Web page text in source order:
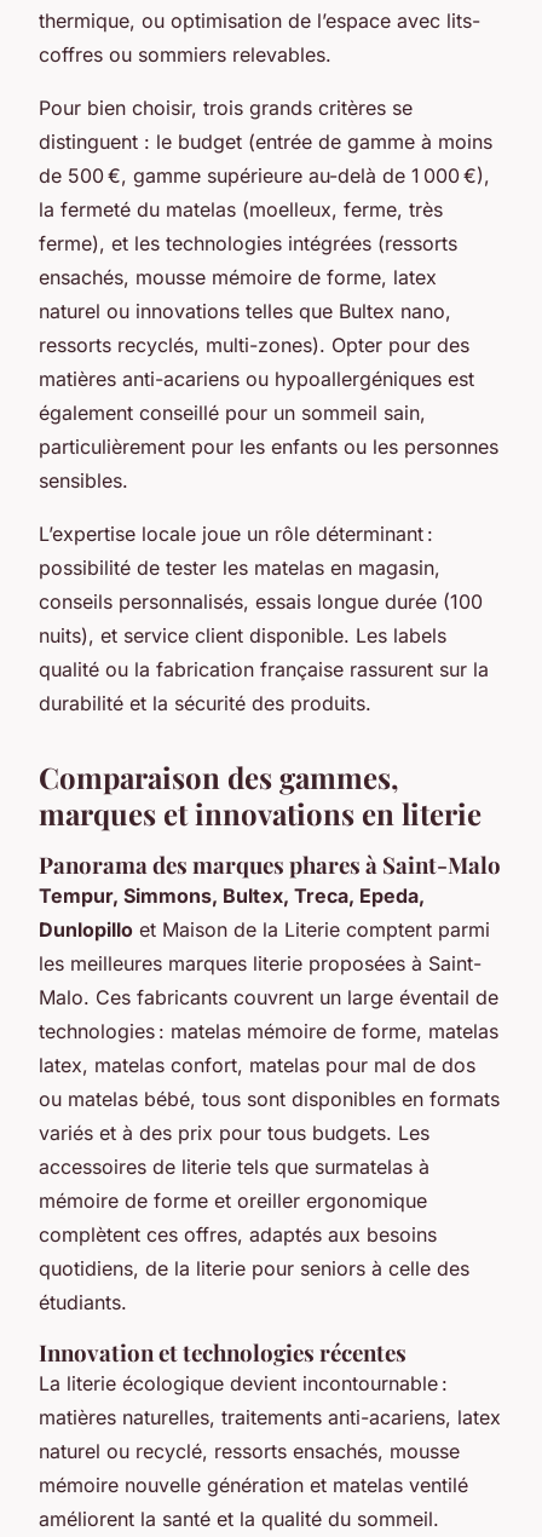
thermique, ou optimisation de l’espace avec lits-
coffres ou sommiers relevables.
Pour bien choisir, trois grands critères se
distinguent : le budget (entrée de gamme à moins
de 500 €, gamme supérieure au-delà de 1 000 €),
la fermeté du matelas (moelleux, ferme, très
ferme), et les technologies intégrées (ressorts
ensachés, mousse mémoire de forme, latex
naturel ou innovations telles que Bultex nano,
ressorts recyclés, multi-zones). Opter pour des
matières anti-acariens ou hypoallergéniques est
également conseillé pour un sommeil sain,
particulièrement pour les enfants ou les personnes
sensibles.
L’expertise locale joue un rôle déterminant :
possibilité de tester les matelas en magasin,
conseils personnalisés, essais longue durée (100
nuits), et service client disponible. Les labels
qualité ou la fabrication française rassurent sur la
durabilité et la sécurité des produits.
Comparaison des gammes,
marques et innovations en literie
Panorama des marques phares à Saint-Malo
Tempur, Simmons, Bultex, Treca, Epeda,
Dunlopillo et Maison de la Literie comptent parmi
les meilleures marques literie proposées à Saint-
Malo. Ces fabricants couvrent un large éventail de
technologies : matelas mémoire de forme, matelas
latex, matelas confort, matelas pour mal de dos
ou matelas bébé, tous sont disponibles en formats
variés et à des prix pour tous budgets. Les
accessoires de literie tels que surmatelas à
mémoire de forme et oreiller ergonomique
complètent ces offres, adaptés aux besoins
quotidiens, de la literie pour seniors à celle des
étudiants.
Innovation et technologies récentes
La literie écologique devient incontournable :
matières naturelles, traitements anti-acariens, latex
naturel ou recyclé, ressorts ensachés, mousse
mémoire nouvelle génération et matelas ventilé
améliorent la santé et la qualité du sommeil.